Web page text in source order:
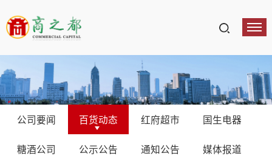
公司要闻 百货动态 红府超市 国生电器
糖酒公司 公示公告 通知公告 媒体报道